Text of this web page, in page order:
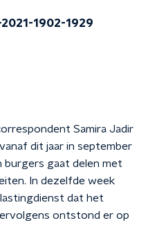
1902-1929
Samira Jadir
dit jaar in september
burgers gaat delen met
In dezelfde week
dat het
ontstond er op